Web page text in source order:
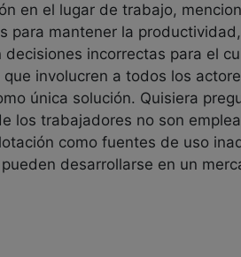
en el lugar de trabajo,
para mantener la
incorrectas para el
involucren a todos los
única solución. Quisiera
los trabajadores no son
como fuentes de uso
desarrollarse en un